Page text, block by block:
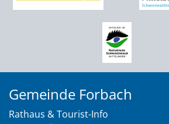
Gemeinde Forbach
Rathaus & Tourist-Info